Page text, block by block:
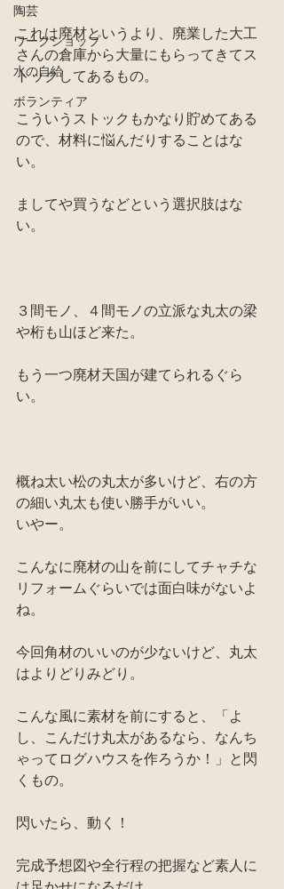
陶芸
ワークショップ
水の自給
ボランティア
これは廃材というより、廃業した大工
さんの倉庫から大量にもらってきてス
トックしてあるもの。
こういうストックもかなり貯めてある
ので、材料に悩んだりすることはな
い。
ましてや買うなどという選択肢はな
い。
３間モノ、４間モノの立派な丸太の梁
や桁も山ほど来た。
もう一つ廃材天国が建てられるぐら
い。
概ね太い松の丸太が多いけど、右の方
の細い丸太も使い勝手がいい。
いやー。
こんなに廃材の山を前にしてチャチな
リフォームぐらいでは面白味がないよ
ね。
今回角材のいいのが少ないけど、丸太
はよりどりみどり。
こんな風に素材を前にすると、「よ
し、こんだけ丸太があるなら、なんち
ゃってログハウスを作ろうか！」と閃
くもの。
閃いたら、動く！
完成予想図や全行程の把握など素人に